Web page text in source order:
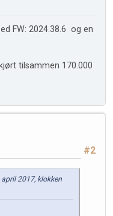
FW: 2024.38.6 og en
tilsammen 170.000
#2
2017, klokken